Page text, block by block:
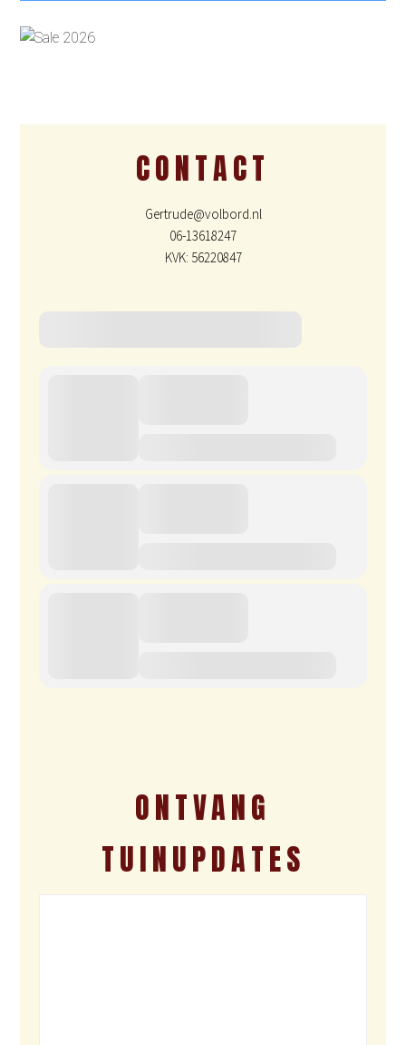
CONTACT
Gertrude@volbord.nl
06-13618247
KVK: 56220847
ONTVANG
TUINUPDATES